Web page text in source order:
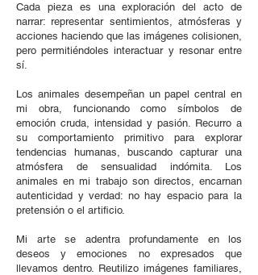
Cada pieza es una exploración del acto de
narrar: representar sentimientos, atmósferas y
acciones haciendo que las imágenes colisionen,
pero permitiéndoles interactuar y resonar entre
sí.
Los animales desempeñan un papel central en
mi obra, funcionando como símbolos de
emoción cruda, intensidad y pasión. Recurro a
su comportamiento primitivo para explorar
tendencias humanas, buscando capturar una
atmósfera de sensualidad indómita. Los
animales en mi trabajo son directos, encarnan
autenticidad y verdad: no hay espacio para la
pretensión o el artificio.
Mi arte se adentra profundamente en los
deseos y emociones no expresados que
llevamos dentro. Reutilizo imágenes familiares,